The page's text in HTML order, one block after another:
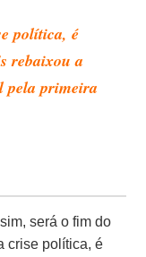
política, é
rebaixou a
pela primeira
será o fim do
crise política, é